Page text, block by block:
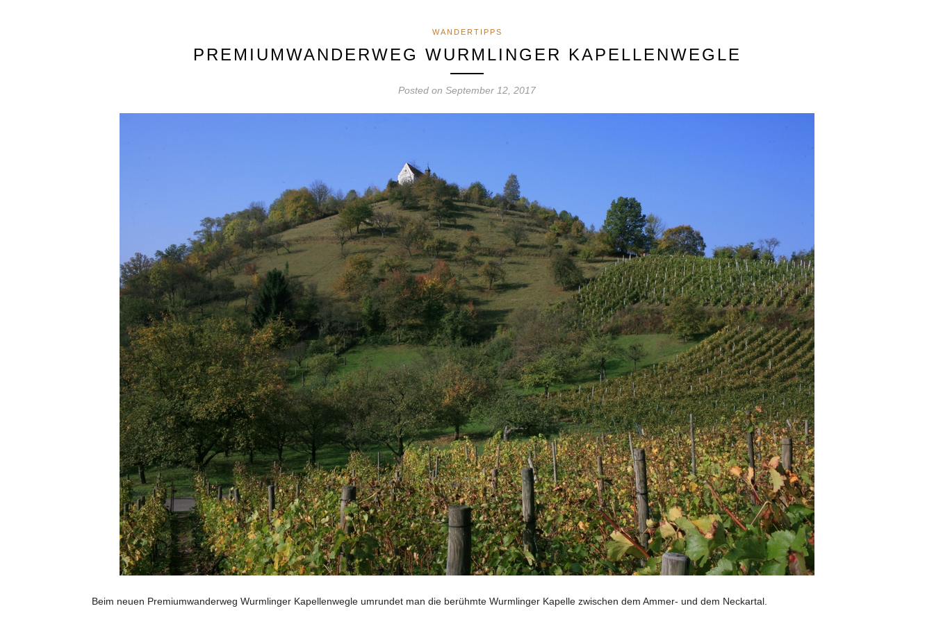
WANDERTIPPS
PREMIUMWANDERWEG WURMLINGER KAPELLENWEGLE
Posted on September 12, 2017
Beim neuen Premiumwanderweg Wurmlinger Kapellenwegle umrundet man die berühmte Wurmlinger Kapelle zwischen dem Ammer- und dem Neckartal.